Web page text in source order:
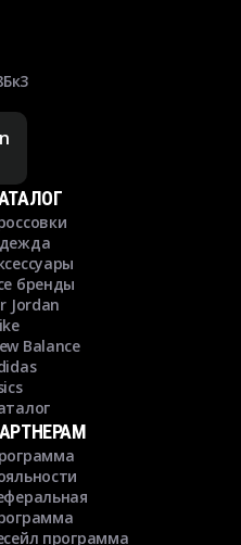
бренды
Jordan
Balance
программа